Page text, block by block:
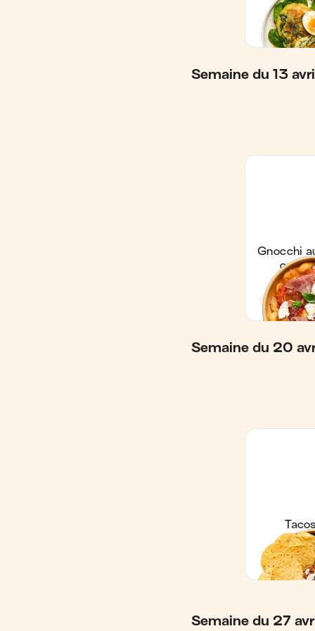
Semaine du 13
Semaine du 20
Semaine du 27